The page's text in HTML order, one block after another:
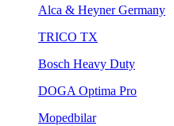
Alca & Heyner Germany
TRICO TX
Bosch Heavy Duty
DOGA Optima Pro
Mopedbilar